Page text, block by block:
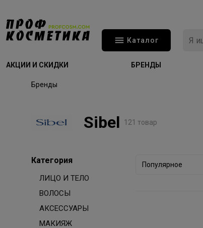
Каталог
АКЦИИ И СКИДКИ БРЕНДЫ
Бренды
Sibel 121 товар
Категория
ЛИЦО И ТЕЛО
ВОЛОСЫ
АКСЕССУАРЫ
МАКИЯЖ
Популярное